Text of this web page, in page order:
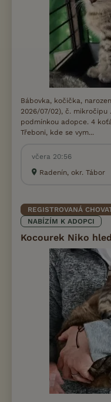
Bábovka, kočička,
2026/07/02), č. mikročipu
podmínkou adopce. 4
Třeboni, kde se vym...
včera 20:56
Radenín, okr. Tábor
REGISTROVANÁ
NABÍZÍM K ADOPCI
Kocourek Niko